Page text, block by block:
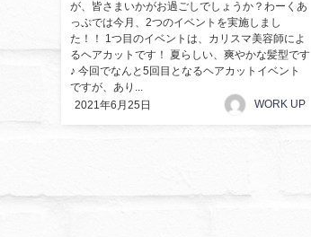
が、皆さまいかがお過ごしでしょうか？わーくあ
っぷでは今月、2つのイベントを実施しまし
た！！ 1つ目のイベントは、カリスマ美容師によ
るヘアカットです！ 夏らしい、爽やかな髪型です
♪ 今回でなんと5回目となるヘアカットイベント
ですが、あり...
2021年6月25日
WORK UP